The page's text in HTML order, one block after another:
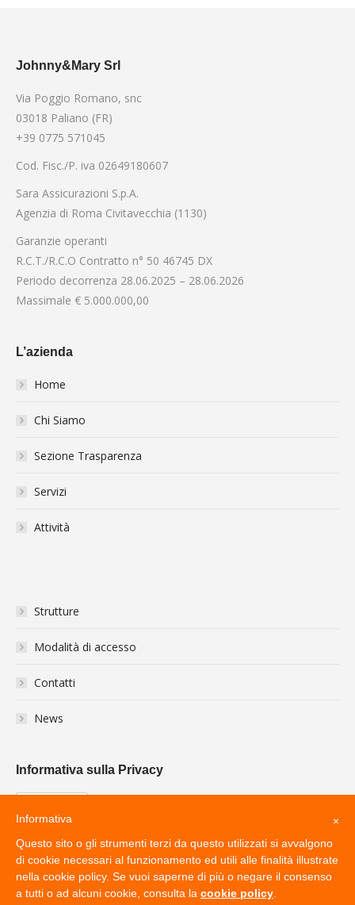
Johnny&Mary Srl
Via Poggio Romano, snc
03018 Paliano (FR)
+39 0775 571045
Cod. Fisc./P. iva 02649180607
Sara Assicurazioni S.p.A.
Agenzia di Roma Civitavecchia (1130)
Garanzie operanti
R.C.T./R.C.O Contratto n° 50 46745 DX
Periodo decorrenza 28.06.2025 – 28.06.2026
Massimale € 5.000.000,00
L’azienda
Home
Chi Siamo
Sezione Trasparenza
Servizi
Attività
Strutture
Modalità di accesso
Contatti
News
Informativa sulla Privacy
×
Informativa
Questo sito o gli strumenti terzi da questo utilizzati si avvalgono
di cookie necessari al funzionamento ed utili alle finalità illustrate
nella cookie policy. Se vuoi saperne di più o negare il consenso
a tutti o ad alcuni cookie, consulta la cookie policy